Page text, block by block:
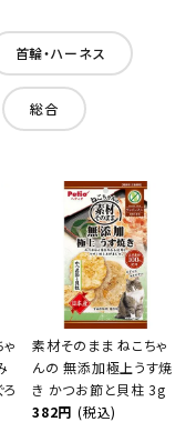
首輪・ハーネス
総合
素材そのまま ねこちゃ
んの 無添加極上うす焼
き かつお節と貝柱 3g
382円 (税込)